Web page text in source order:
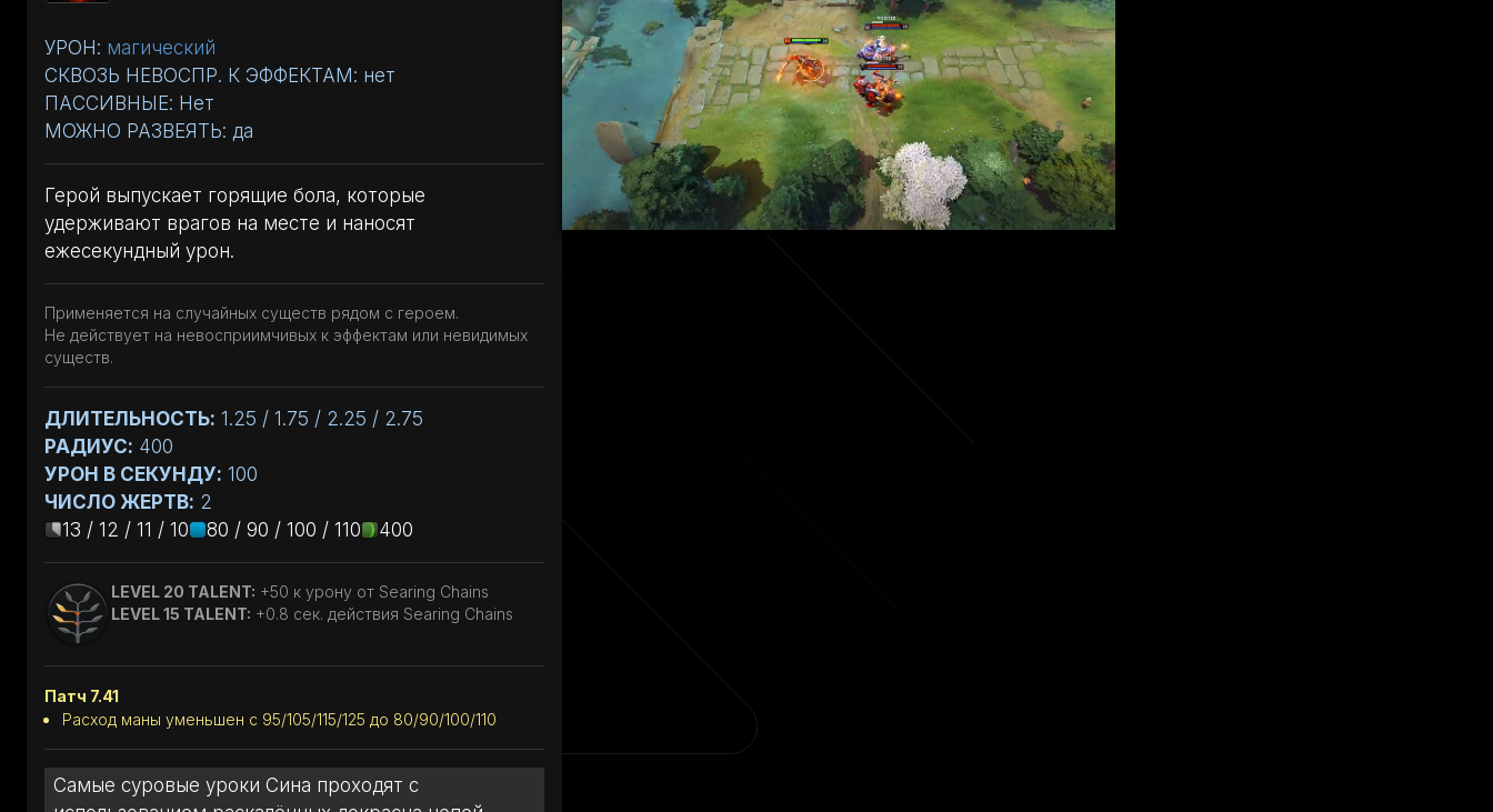
УРОН: магический
СКВОЗЬ НЕВОСПР. К ЭФФЕКТАМ: нет
ПАССИВНЫЕ: Нет
МОЖНО РАЗВЕЯТЬ: да
Герой выпускает горящие бола, которые
удерживают врагов на месте и наносят
ежесекундный урон.
Применяется на случайных существ рядом с героем.
Не действует на невосприимчивых к эффектам или невидимых
существ.
ДЛИТЕЛЬНОСТЬ: 1.25 / 1.75 / 2.25 / 2.75
РАДИУС: 400
УРОН В СЕКУНДУ: 100
ЧИСЛО ЖЕРТВ: 2
13 / 12 / 11 / 10
80 / 90 / 100 / 110 400
LEVEL 20 TALENT: +50 к урону от Searing Chains
LEVEL 15 TALENT: +0.8 сек. действия Searing Chains
Патч 7.41
Расход маны уменьшен с 95/105/115/125 до 80/90/100/110
Самые суровые уроки Сина проходят с